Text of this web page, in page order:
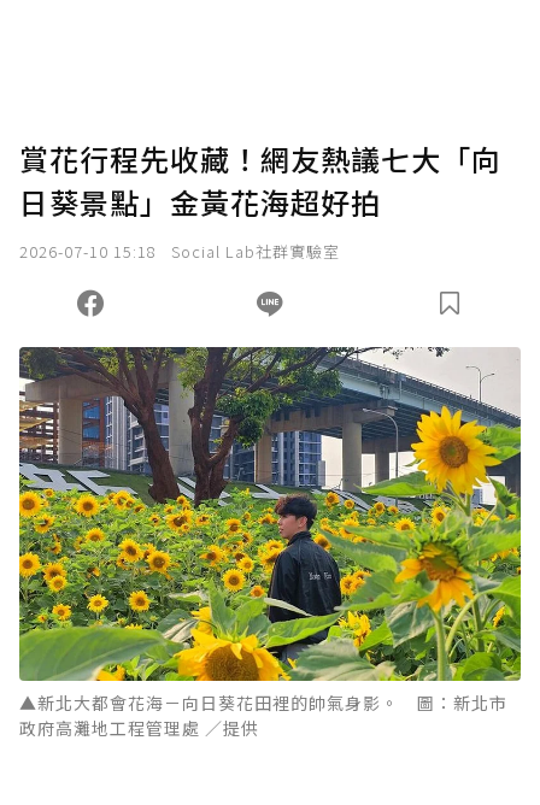
賞花行程先收藏！網友熱議七大「向
日葵景點」金黃花海超好拍
2026-07-10 15:18 Social Lab社群實驗室
▲新北大都會花海－向日葵花田裡的帥氣身影。 圖：新北市
政府高灘地工程管理處 ／提供